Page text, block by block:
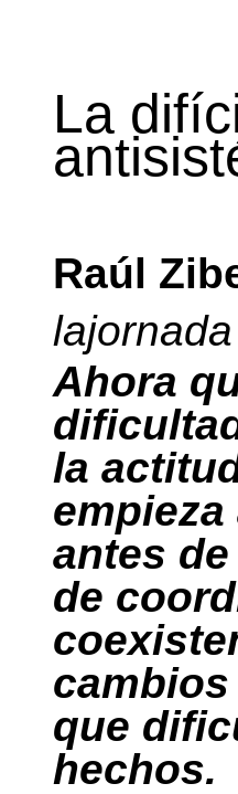
La
Raúl
lajornada
Ahora
la
antes
de
que
hechos.